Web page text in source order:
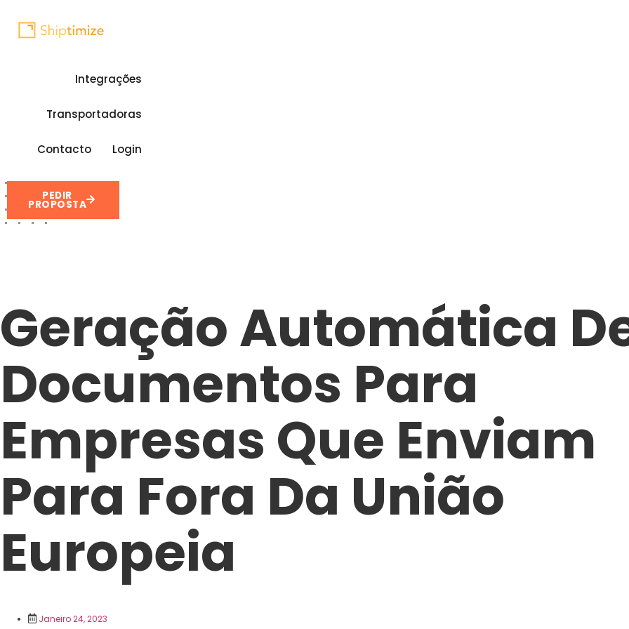
Integrações
Transportadoras
Contacto Login
PEDIR
PROPOSTA
Geração Automática
Documentos Para
Empresas Que Enviam
Para Fora Da União
Europeia
Janeiro 24, 2023